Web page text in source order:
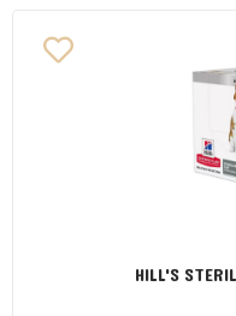
HILL'S